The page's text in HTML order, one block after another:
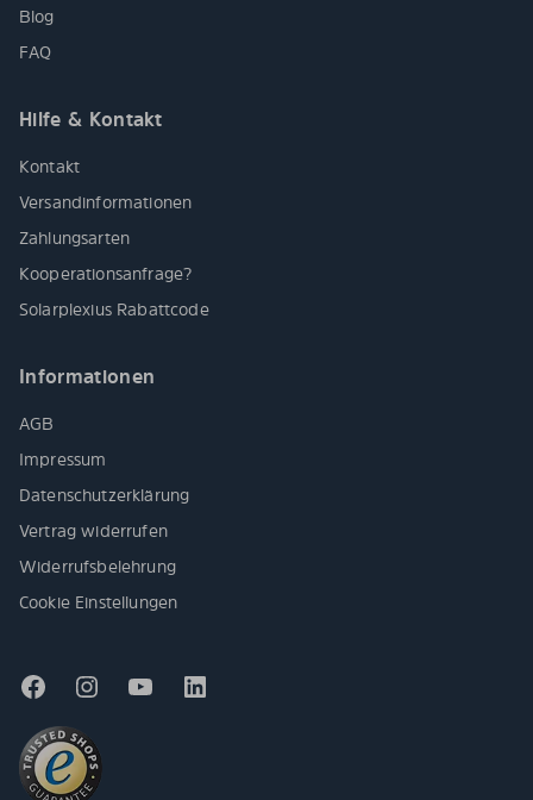
Blog
FAQ
Hilfe & Kontakt
Kontakt
Versandinformationen
Zahlungsarten
Kooperationsanfrage?
Solarplexius Rabattcode
Informationen
AGB
Impressum
Datenschutzerklärung
Vertrag widerrufen
Widerrufsbelehrung
Cookie Einstellungen